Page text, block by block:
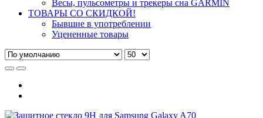
Весы, пульсометры и трекеры сна GARMIN
ТОВАРЫ СО СКИДКОЙ!
Бывшие в употреблении
Уцененные товары